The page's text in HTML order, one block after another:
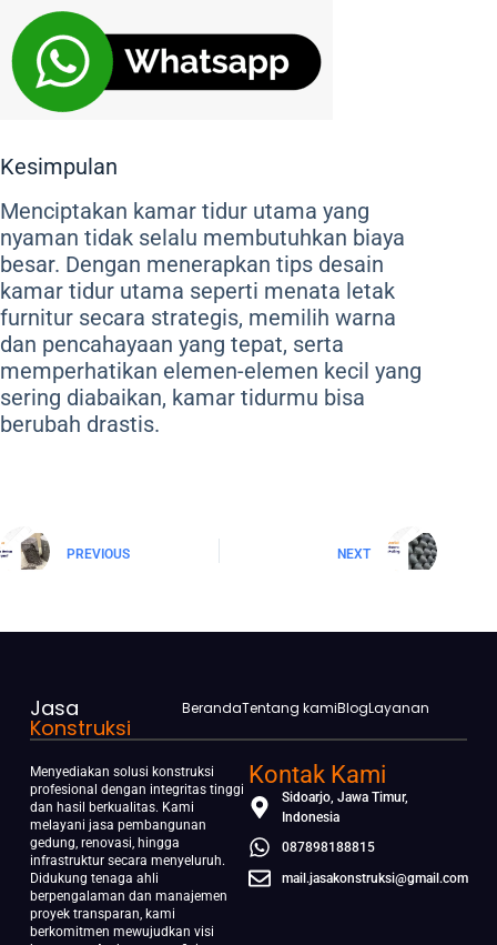
Kesimpulan
Menciptakan kamar tidur utama yang
nyaman tidak selalu membutuhkan biaya
besar. Dengan menerapkan tips desain
kamar tidur utama seperti menata letak
furnitur secara strategis, memilih warna
dan pencahayaan yang tepat, serta
memperhatikan elemen-elemen kecil yang
sering diabaikan, kamar tidurmu bisa
berubah drastis.
PREVIOUS NEXT
Jasa
Konstruksi
BerandaTentang kamiBlogLayanan
Menyediakan solusi konstruksi
profesional dengan integritas tinggi
dan hasil berkualitas. Kami
melayani jasa pembangunan
gedung, renovasi, hingga
infrastruktur secara menyeluruh.
Didukung tenaga ahli
berpengalaman dan manajemen
proyek transparan, kami
berkomitmen mewujudkan visi
Kontak Kami
Sidoarjo, Jawa Timur,
Indonesia
087898188815
mail.jasakonstruksi@gmail.com